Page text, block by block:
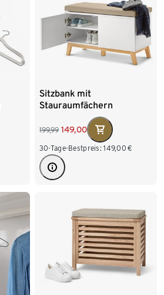
Sitzbank mit
Stauraumfächern
199,99 149,00
30-Tage-Bestpreis: 149,00 €